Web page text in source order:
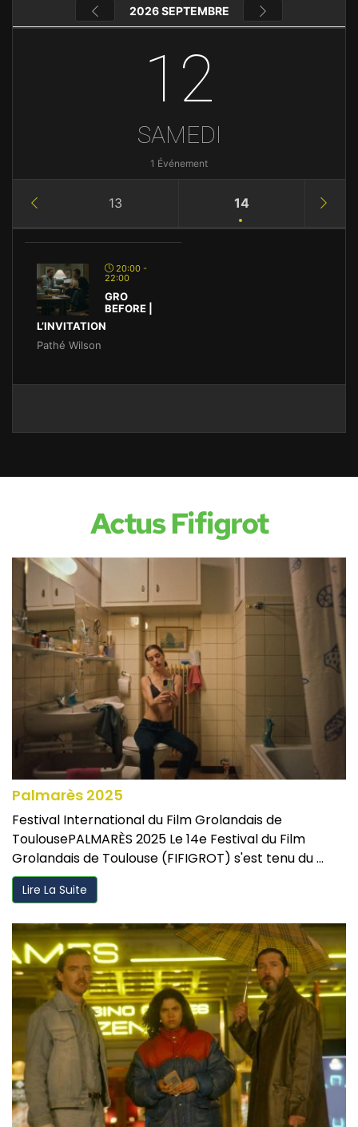
2026 SEPTEMBRE
12
SAMEDI
1 Événement
13 14
20:00 -
22:00
GRO
BEFORE |
L’INVITATION
Pathé Wilson
Actus Fifigrot
Palmarès 2025
Festival International du Film Grolandais de
ToulousePALMARÈS 2025 Le 14e Festival du Film
Grolandais de Toulouse (FIFIGROT) s'est tenu du ...
Lire La Suite